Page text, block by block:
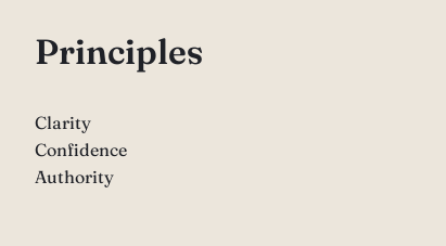
Principles
Clarity
Confidence
Authority